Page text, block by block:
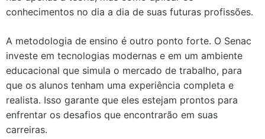
conhecimentos no dia a dia de suas futuras profissões.
A metodologia de ensino é outro ponto forte. O Senac
investe em tecnologias modernas e em um ambiente
educacional que simula o mercado de trabalho, para
que os alunos tenham uma experiência completa e
realista. Isso garante que eles estejam prontos para
enfrentar os desafios que encontrarão em suas
carreiras.